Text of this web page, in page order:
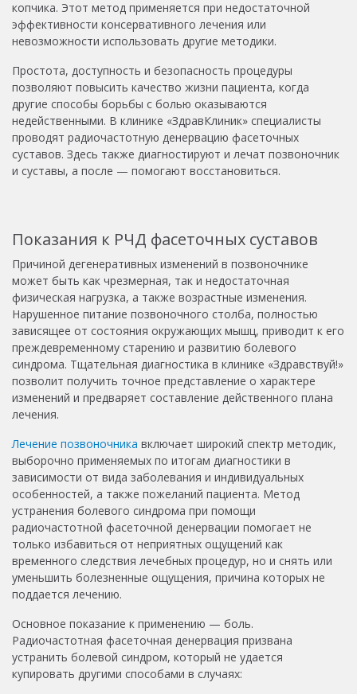
копчика. Этот метод применяется при недостаточной
эффективности консервативного лечения или
невозможности использовать другие методики.
Простота, доступность и безопасность процедуры
позволяют повысить качество жизни пациента, когда
другие способы борьбы с болью оказываются
недейственными. В клинике «ЗдравКлиник» специалисты
проводят радиочастотную денервацию фасеточных
суставов. Здесь также диагностируют и лечат позвоночник
и суставы, а после — помогают восстановиться.
Показания к РЧД фасеточных суставов
Причиной дегенеративных изменений в позвоночнике
может быть как чрезмерная, так и недостаточная
физическая нагрузка, а также возрастные изменения.
Нарушенное питание позвоночного столба, полностью
зависящее от состояния окружающих мышц, приводит к его
преждевременному старению и развитию болевого
синдрома. Тщательная диагностика в клинике «Здравствуй!»
позволит получить точное представление о характере
изменений и предваряет составление действенного плана
лечения.
Лечение позвоночника включает широкий спектр методик,
выборочно применяемых по итогам диагностики в
зависимости от вида заболевания и индивидуальных
особенностей, а также пожеланий пациента. Метод
устранения болевого синдрома при помощи
радиочастотной фасеточной денервации помогает не
только избавиться от неприятных ощущений как
временного следствия лечебных процедур, но и снять или
уменьшить болезненные ощущения, причина которых не
поддается лечению.
Основное показание к применению — боль.
Радиочастотная фасеточная денервация призвана
устранить болевой синдром, который не удается
купировать другими способами в случаях: